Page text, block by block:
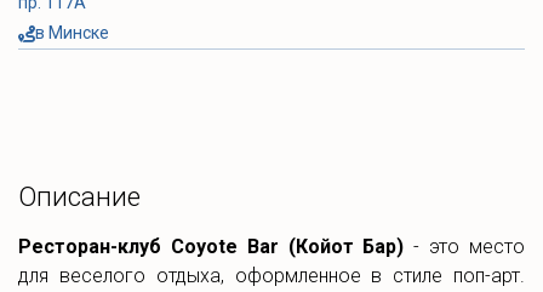
в Минске
Описание
Ресторан-клуб Coyote Bar (Койот Бар) - это место
для веселого отдыха, оформленное в стиле поп-арт.